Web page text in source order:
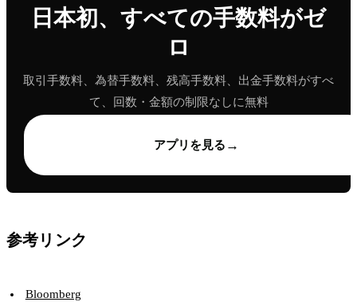
日本初、すべての手数料がゼ
ロ
取引手数料、為替手数料、残高手数料、出金手数料がすべ
て、回数・金額の制限なしに無料
アプリを見る →
参考リンク
Bloomberg